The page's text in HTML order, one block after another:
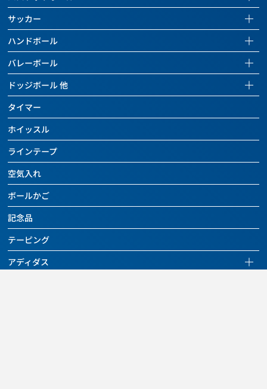
バスケットボールページを見る
全ての商品を見る
バスケットボール
バッグ
ボールケアグッズ
チーム用具
レフェリー用具
トレーニング用具
カウンター
バスケットボール関連用具
その他
SALE
サッカー
サッカーページを見る
全ての商品を見る
サッカーボール
バッグ
ボールケアグッズ
チーム用具
レフェリー用具
トレーニング用具
関連用具
フットサル関連用具
その他
SALE
ハンドボール
ハンドボールページを見る
全ての商品を見る
ハンドボール
バッグ
ボールケアグッズ
チーム用具
レフェリー用具
トレーニング用具
カウンター
ハンドボール関連用具
その他
バレーボール
バレーボールページを見る
バレーボール
バッグ
ボールケアグッズ
チーム用具
レフェリー用具
トレーニング用具
関連用具
ソフトバレーボール関連用具
ドッジボール 他
ドッジボールページを見る
ドッジボール
その他のボール
バッグ
ボールケアグッズ
チーム用具
レフェリー用具
その他
タイマー
ホイッスル
ラインテープ
空気入れ
ボールかご
記念品
テーピング
アディダス